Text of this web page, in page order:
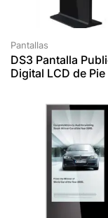
Pantallas
DS3 Pantalla
Digital LCD de Pie